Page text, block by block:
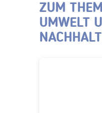
ZUM
UMWELT